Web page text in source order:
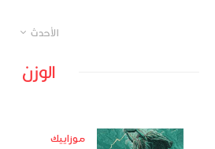
الأحدث
الوزن
موزاييك